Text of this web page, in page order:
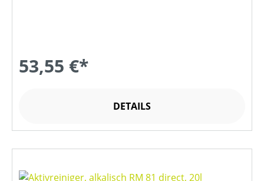
53,55 €*
DETAILS